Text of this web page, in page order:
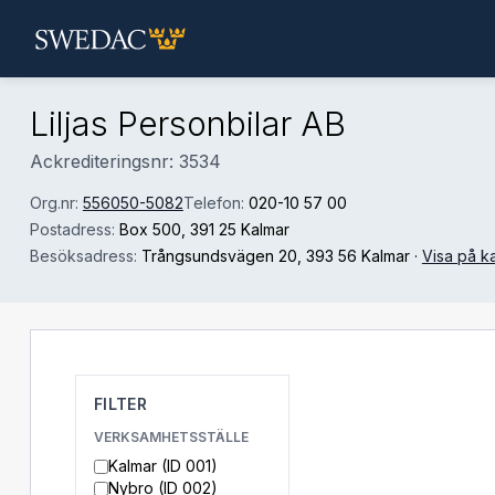
Liljas Personbilar AB
Ackrediteringsnr: 3534
Org.nr: 556050-5082Telefon: 020-10 57 00
Postadress: Box 500 , 391 25 Kalmar
Besöksadress: Trångsundsvägen 20 , 393 56 Kalmar· Visa på
FILTER
VERKSAMHETSSTÄLLE
Kalmar (ID 001)
Nybro (ID 002)